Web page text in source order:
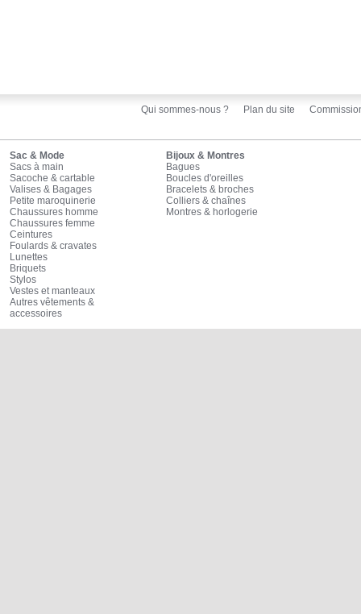
Qui sommes-nous ? Plan du site
Sac & Mode
Sacs à main
Sacoche & cartable
Valises & Bagages
Petite maroquinerie
Chaussures homme
Chaussures femme
Ceintures
Foulards & cravates
Lunettes
Briquets
Stylos
Vestes et manteaux
Autres vêtements &
accessoires
Bijoux & Montres
Bagues
Boucles d'oreilles
Bracelets & broches
Colliers & chaînes
Montres & horlogerie